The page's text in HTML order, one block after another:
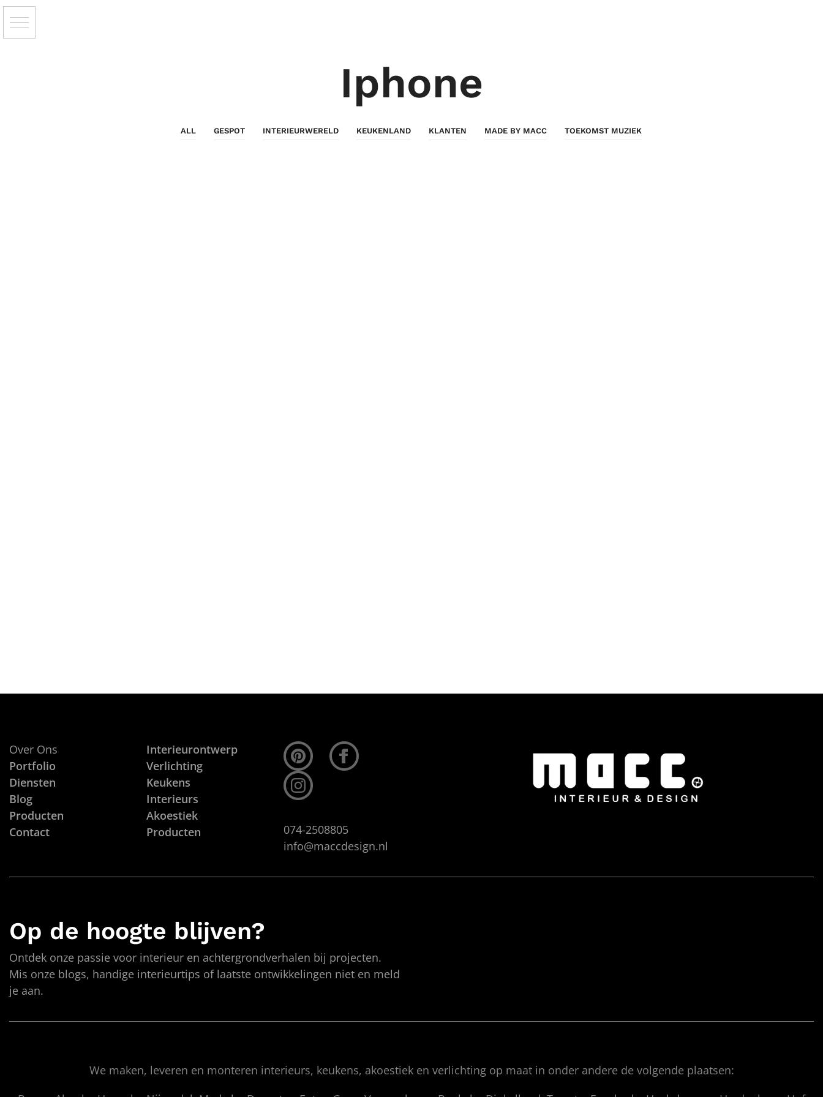
Iphone
ALL GESPOT INTERIEURWERELD KEUKENLAND KLANTEN MADE BY MACC TOEKOMST MUZIEK
Over Ons
Portfolio
Diensten
Blog
Producten
Contact
Interieurontwerp
Verlichting
Keukens
Interieurs
Akoestiek
Producten
074-2508805
info@maccdesign.nl
Op de hoogte blijven?
Ontdek onze passie voor interieur en achtergrondverhalen bij projecten.
Mis onze blogs, handige interieurtips of laatste ontwikkelingen niet en meld
je aan.
We maken, leveren en monteren interieurs, keukens, akoestiek en verlichting op maat in onder andere de volgende plaatsen: